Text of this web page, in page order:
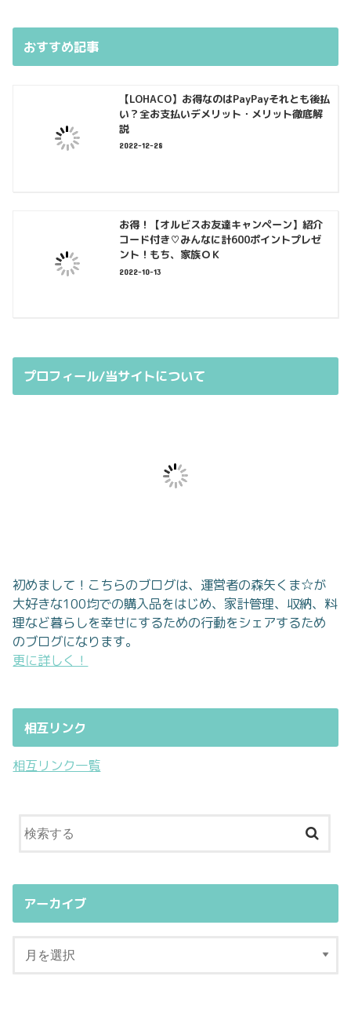
おすすめ記事
【LOHACO】お得なのはPayPayそれとも後払
い？全お支払いデメリット・メリット徹底解
説
2022-12-28
お得！【オルビスお友達キャンペーン】紹介
コード付き♡みんなに計600ポイントプレゼ
ント！もち、家族ＯＫ
2022-10-13
プロフィール/当サイトについて
初めまして！こちらのブログは、運営者の森矢くま☆が
大好きな100均での購入品をはじめ、家計管理、収納、料
理など暮らしを幸せにするための行動をシェアするため
のブログになります。
更に詳しく！
相互リンク
相互リンク一覧
アーカイブ